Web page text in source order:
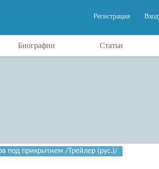
Вход
Регистрация
Биографии Статьи
под прикрытием /Трейлер (рус.)/